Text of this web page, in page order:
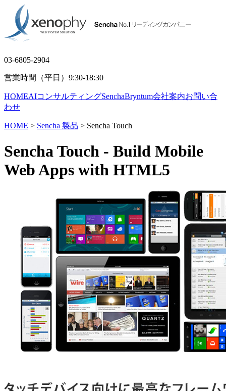
03-6805-2904
営業時間（平日）9:30-18:30
HOMEAIコンサルティングSenchaBryntum会社案内お問い合
わせ
HOME > Sencha 製品 > Sencha Touch
Sencha Touch - Build Mobile
Web Apps with HTML5